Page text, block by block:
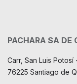
PACHARA SA DE
Carr, San Luis Potosí
76225 Santiago de